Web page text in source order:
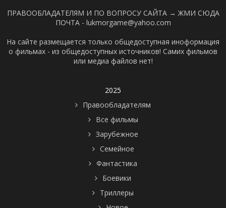
ПРАВООБЛАДАТЕЛЯМ И ПО ВОПРОСУ САЙТА → ЖМИ СЮДА
ПОЧТА - lukmorgame@yahoo.com
На сайте размещается только общедоступная иноформация
о фильмах - из общедоступных источников! Самих фильмов
или медиа файлов нет!
2025
Правообладателям
Все фильмы
Зарубежное
Семейное
Фантастика
Боевики
Триллеры